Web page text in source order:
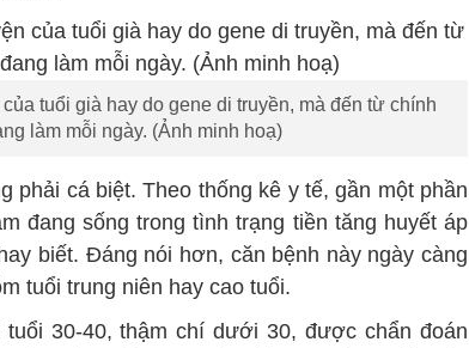
tuổi già hay do gene di truyền, mà đến từ chính
làm mỗi ngày. (Ảnh minh hoạ)
phải cá biệt. Theo thống kê y tế, gần một phần
đang sống trong tình trạng tiền tăng huyết áp
biết. Đáng nói hơn, căn bệnh này ngày càng
tuổi trung niên hay cao tuổi.
30-40, thậm chí dưới 30, được chẩn đoán